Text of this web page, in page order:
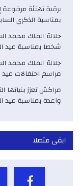
برقية تهنئة
بمناسبة الذكرى
شخصا بمناسبة عيد
جلالة الملك محمد
مراسم احتفالات
مراكش تعزز بنياتها
واعدة بمناسبة عيد
ابقى متصلا